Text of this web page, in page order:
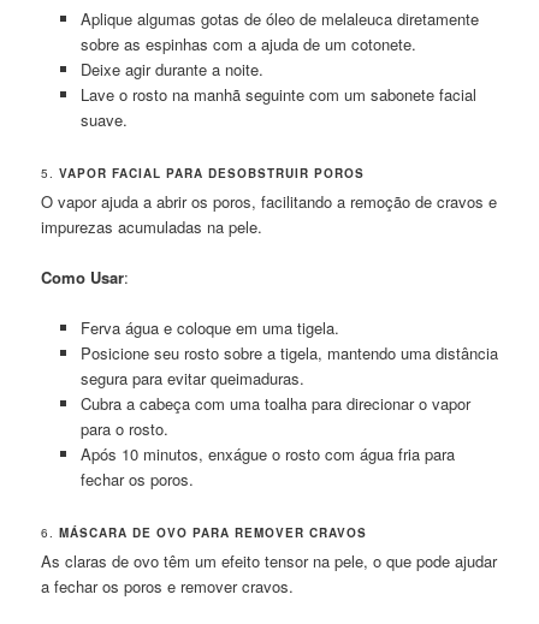
Aplique algumas gotas de óleo de melaleuca diretamente
sobre as espinhas com a ajuda de um cotonete.
Deixe agir durante a noite.
Lave o rosto na manhã seguinte com um sabonete facial
suave.
5.VAPOR FACIAL PARA DESOBSTRUIR POROS
O vapor ajuda a abrir os poros, facilitando a remoção de cravos e
impurezas acumuladas na pele.
Como Usar:
Ferva água e coloque em uma tigela.
Posicione seu rosto sobre a tigela, mantendo uma distância
segura para evitar queimaduras.
Cubra a cabeça com uma toalha para direcionar o vapor
para o rosto.
Após 10 minutos, enxágue o rosto com água fria para
fechar os poros.
6.MÁSCARA DE OVO PARA REMOVER CRAVOS
As claras de ovo têm um efeito tensor na pele, o que pode ajudar
a fechar os poros e remover cravos.